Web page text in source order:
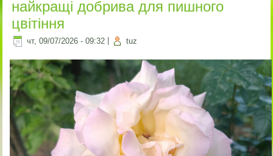
найкращі добрива для пишного
цвітіння
чт, 09/07/2026 - 09:32 tuz